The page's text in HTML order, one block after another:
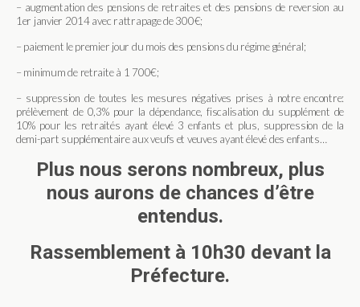
– augmentation des pensions de retraites et des pensions de reversion au
1er janvier 2014 avec rattrapage de 300€;
– paiement le premier jour du mois des pensions du régime général;
– minimum de retraite à 1 700€;
– suppression de toutes les mesures négatives prises à notre encontre:
prélèvement de 0,3% pour la dépendance, fiscalisation du supplément de
10% pour les retraités ayant élevé 3 enfants et plus, suppression de la
demi-part supplémentaire aux veufs et veuves ayant élevé des enfants…
Plus nous serons nombreux, plus
nous aurons de chances d’être
entendus.
Rassemblement à 10h30 devant la
Préfecture.